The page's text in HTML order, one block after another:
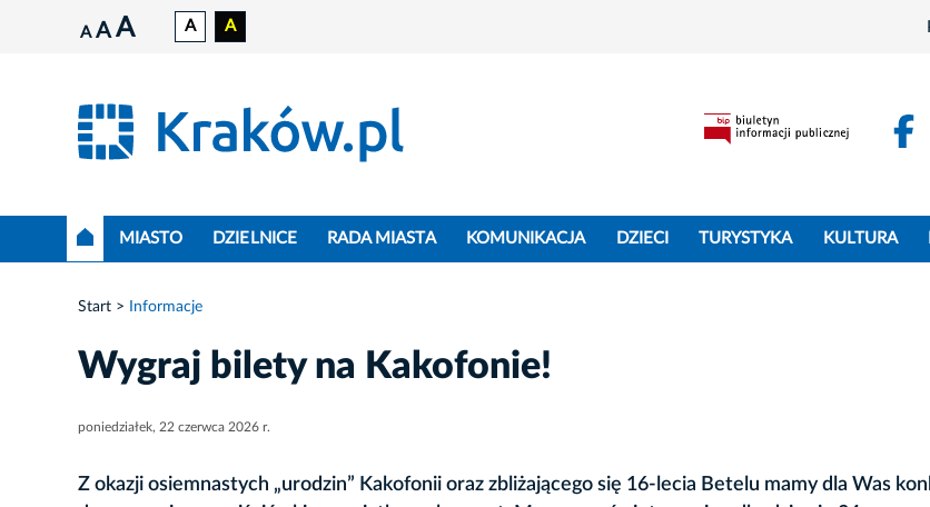
A A A A A
MIASTO DZIELNICE RADA MIASTA KOMUNIKACJA DZIECI TURYSTYKA KULTURA
Start Informacje
Wygraj bilety na Kakofonie!
poniedziałek, 22 czerwca 2026 r.
Z okazji osiemnastych „urodzin” Kakofonii oraz zbliżającego się 16-lecia Betelu mamy dla Was